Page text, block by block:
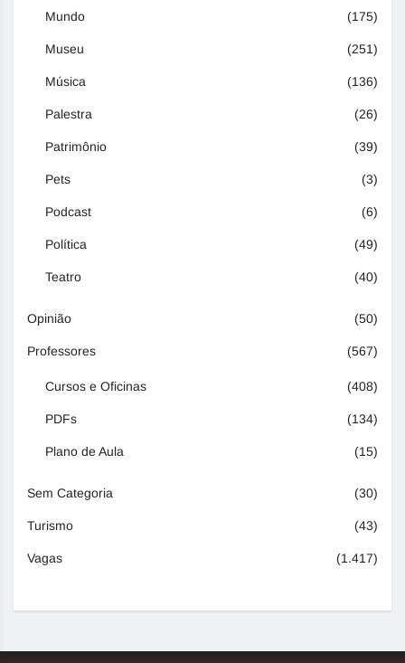
Mundo (175)
Museu (251)
Música (136)
Palestra (26)
Patrimônio (39)
Pets (3)
Podcast (6)
Política (49)
Teatro (40)
Opinião (50)
Professores (567)
Cursos e Oficinas (408)
PDFs (134)
Plano de Aula (15)
Sem Categoria (30)
Turismo (43)
Vagas (1.417)